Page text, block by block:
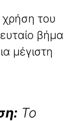
του
βήμα
μέγιστη
Το